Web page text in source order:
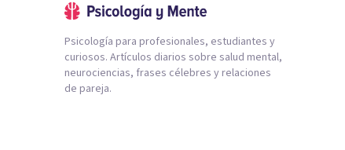
Psicología para profesionales, estudiantes y
curiosos. Artículos diarios sobre salud mental,
neurociencias, frases célebres y relaciones
de pareja.